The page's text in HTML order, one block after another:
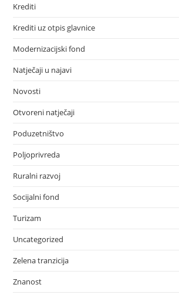
Krediti
Krediti uz otpis glavnice
Modernizacijski fond
Natječaji u najavi
Novosti
Otvoreni natječaji
Poduzetništvo
Poljoprivreda
Ruralni razvoj
Socijalni fond
Turizam
Uncategorized
Zelena tranzicija
Znanost